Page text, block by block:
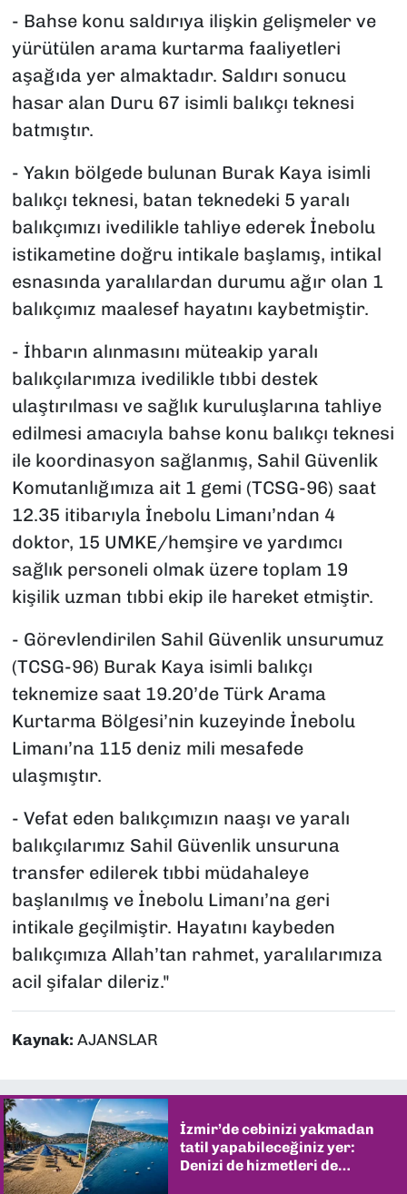
- Bahse konu saldırıya ilişkin gelişmeler ve
yürütülen arama kurtarma faaliyetleri
aşağıda yer almaktadır. Saldırı sonucu
hasar alan Duru 67 isimli balıkçı teknesi
batmıştır.
- Yakın bölgede bulunan Burak Kaya isimli
balıkçı teknesi, batan teknedeki 5 yaralı
balıkçımızı ivedilikle tahliye ederek İnebolu
istikametine doğru intikale başlamış, intikal
esnasında yaralılardan durumu ağır olan 1
balıkçımız maalesef hayatını kaybetmiştir.
- İhbarın alınmasını müteakip yaralı
balıkçılarımıza ivedilikle tıbbi destek
ulaştırılması ve sağlık kuruluşlarına tahliye
edilmesi amacıyla bahse konu balıkçı teknesi
ile koordinasyon sağlanmış, Sahil Güvenlik
Komutanlığımıza ait 1 gemi (TCSG-96) saat
12.35 itibarıyla İnebolu Limanı’ndan 4
doktor, 15 UMKE/hemşire ve yardımcı
sağlık personeli olmak üzere toplam 19
kişilik uzman tıbbi ekip ile hareket etmiştir.
- Görevlendirilen Sahil Güvenlik unsurumuz
(TCSG-96) Burak Kaya isimli balıkçı
teknemize saat 19.20’de Türk Arama
Kurtarma Bölgesi’nin kuzeyinde İnebolu
Limanı’na 115 deniz mili mesafede
ulaşmıştır.
- Vefat eden balıkçımızın naaşı ve yaralı
balıkçılarımız Sahil Güvenlik unsuruna
transfer edilerek tıbbi müdahaleye
başlanılmış ve İnebolu Limanı’na geri
intikale geçilmiştir. Hayatını kaybeden
balıkçımıza Allah’tan rahmet, yaralılarımıza
acil şifalar dileriz."
Kaynak: AJANSLAR
İzmir’de cebinizi yakmadan
tatil yapabileceğiniz yer:
Denizi de hizmetleri de